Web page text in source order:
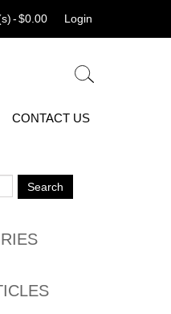
Login
-$0.00
CONTACT US
Search